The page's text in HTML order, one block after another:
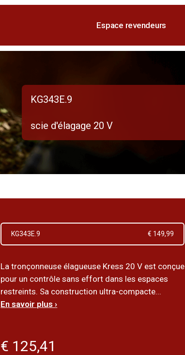
Espace revendeurs
KG343E.9
scie d'élagage 20 V
KG343E.9 € 149,99
La tronçonneuse élagueuse Kress 20 V est conçue
pour un contrôle sans effort dans les espaces
restreints. Sa construction ultra-compacte...
En savoir plus ›
€ 125,41